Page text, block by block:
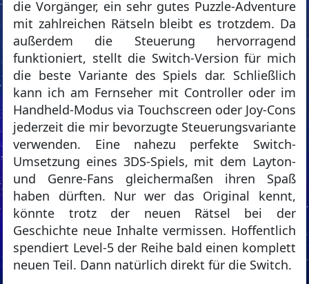
die Vorgänger, ein sehr gutes Puzzle-Adventure
mit zahlreichen Rätseln bleibt es trotzdem. Da
außerdem die Steuerung hervorragend
funktioniert, stellt die Switch-Version für mich
die beste Variante des Spiels dar. Schließlich
kann ich am Fernseher mit Controller oder im
Handheld-Modus via Touchscreen oder Joy-Cons
jederzeit die mir bevorzugte Steuerungsvariante
verwenden. Eine nahezu perfekte Switch-
Umsetzung eines 3DS-Spiels, mit dem Layton-
und Genre-Fans gleichermaßen ihren Spaß
haben dürften. Nur wer das Original kennt,
könnte trotz der neuen Rätsel bei der
Geschichte neue Inhalte vermissen. Hoffentlich
spendiert Level-5 der Reihe bald einen komplett
neuen Teil. Dann natürlich direkt für die Switch.